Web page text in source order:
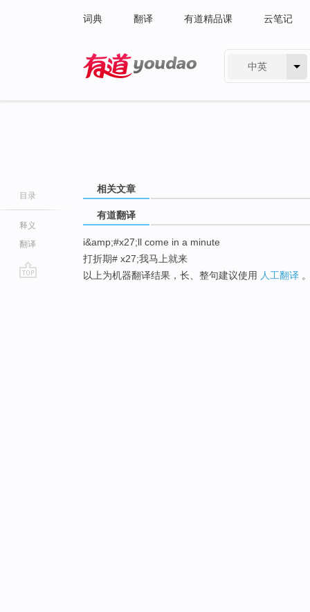
词典 翻译 有道精品课 云笔记
中英
目录
释义
翻译
相关文章
有道翻译
i&amp;#x27;ll come in a minute
打折期# x27;我马上就来
以上为机器翻译结果，长、整句建议使用 人工翻译